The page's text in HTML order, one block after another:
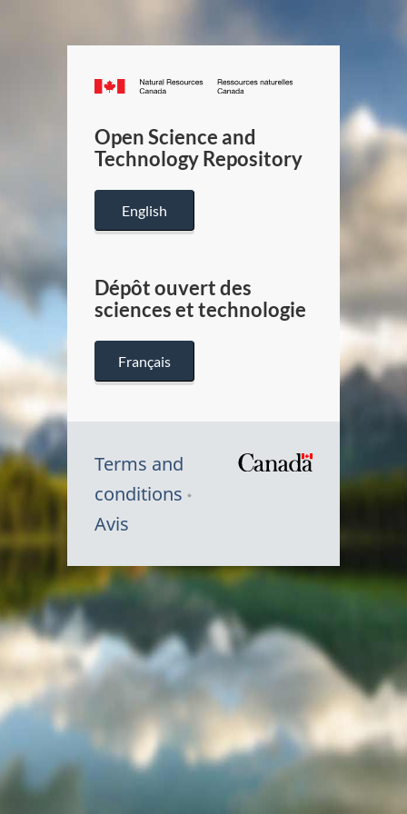
Canada.ca
/
Canada
Open Science and
Technology Repository
English
Dépôt ouvert des
sciences et technologie
Français
Terms and
conditions
Avis
Symbole
du